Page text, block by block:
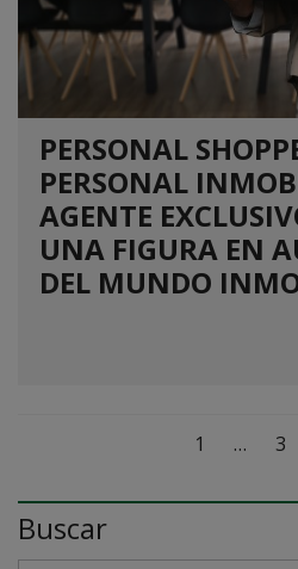
PERSONAL
PERSONAL
AGENTE
UNA FIGURA EN
DEL MUNDO
1 … 3
Buscar